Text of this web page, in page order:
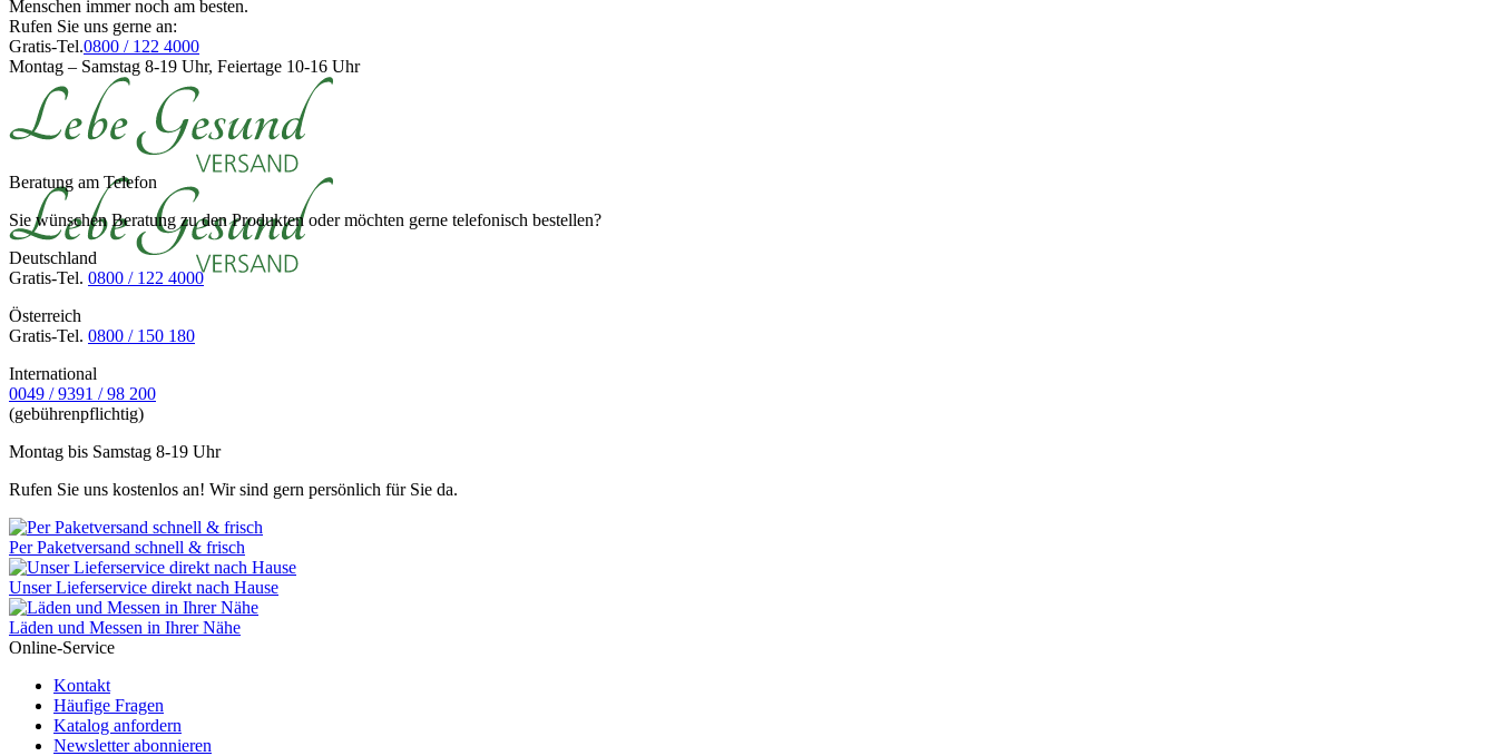
Menschen immer noch am besten.
Rufen Sie uns gerne an:
Gratis-Tel.0800 / 122 4000
Montag – Samstag 8-19 Uhr, Feiertage 10-16 Uhr
Beratung am Telefon
Sie wünschen Beratung zu den Produkten oder möchten gerne telefonisch bestellen?
Deutschland
Gratis-Tel. 0800 / 122 4000
Österreich
Gratis-Tel. 0800 / 150 180
International
0049 / 9391 / 98 200
(gebührenpflichtig)
Montag bis Samstag 8-19 Uhr
Rufen Sie uns kostenlos an! Wir sind gern persönlich für Sie da.
Per Paketversand schnell & frisch
Unser Lieferservice direkt nach Hause
Läden und Messen in Ihrer Nähe
Online-Service
Kontakt
Häufige Fragen
Katalog anfordern
Newsletter abonnieren